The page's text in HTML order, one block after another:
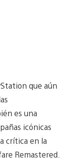
que aún
es una
icónicas
crítica en la
Remastered.